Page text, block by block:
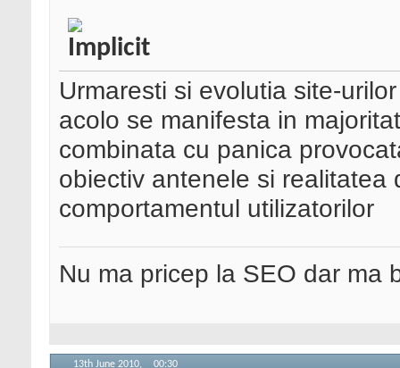
Urmaresti si evolutia site-
acolo se manifesta in
combinata cu panica
obiectiv antenele si realitatea
comportamentul utilizatorilor
Nu ma pricep la SEO dar ma
13th June 2010, 00:30